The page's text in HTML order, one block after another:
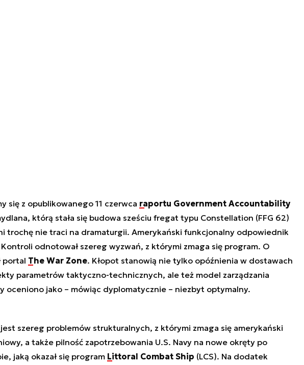
się z opublikowanego 11 czerwca raportu Government Accountability
którą stała się budowa sześciu fregat typu Constellation (FFG 62)
trochę nie traci na dramaturgii. Amerykański funkcjonalny odpowiednik
Kontroli odnotował szereg wyzwań, z którymi zmaga się program. O
portal The War Zone. Kłopot stanowią nie tylko opóźnienia w dostawach
parametrów taktyczno-technicznych, ale też model zarządzania
oceniono jako – mówiąc dyplomatycznie – niezbyt optymalny.
jest szereg problemów strukturalnych, z którymi zmaga się amerykański
a także pilność zapotrzebowania U.S. Navy na nowe okręty po
jaką okazał się program Littoral Combat Ship (LCS). Na dodatek